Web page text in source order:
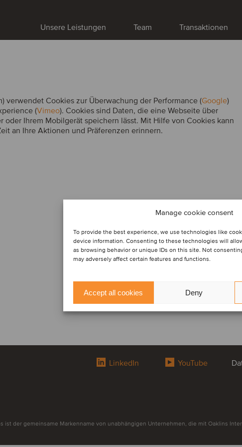
Manage cookie consent
To provide the best experience, we use technologies like
device information. Consenting to these technologies will
as browsing behavior or unique IDs on this site. Not
may adversely affect certain features and functions.
Accept all cookies Deny
Unsere Leistungen Team Transaktionen
verwendet Cookies zur Überwachung der Performance (Google)
(Vimeo). Cookies sind Daten, die eine Webseite über
oder Ihrem Mobilgerät speichern lässt. Mit Hilfe von Cookies kann
an Ihre Aktionen und Präferenzen erinnern.
LinkedIn YouTube
ist der gemeinsame Markenname von unabhängigen Unternehmen, die mit Oaklins